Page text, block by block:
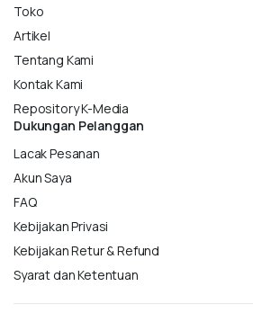
Toko
Artikel
Tentang Kami
Kontak Kami
Repository K-Media
Dukungan Pelanggan
Lacak Pesanan
Akun Saya
FAQ
Kebijakan Privasi
Kebijakan Retur & Refund
Syarat dan Ketentuan